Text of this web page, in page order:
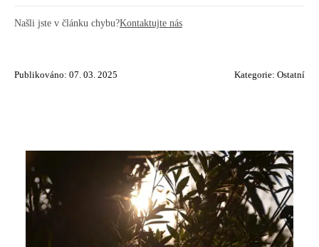
Našli jste v článku chybu?Kontaktujte nás
Publikováno: 07. 03. 2025 Kategorie: Ostatní